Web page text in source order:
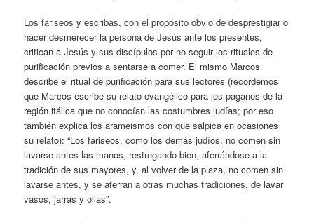
Los fariseos y escribas, con el propósito obvio de desprestigiar o
hacer desmerecer la persona de Jesús ante los presentes,
critican a Jesús y sus discípulos por no seguir los rituales de
purificación previos a sentarse a comer. El mismo Marcos
describe el ritual de purificación para sus lectores (recordemos
que Marcos escribe su relato evangélico para los paganos de la
región itálica que no conocían las costumbres judías; por eso
también explica los arameismos con que salpica en ocasiones
su relato): “Los fariseos, como los demás judíos, no comen sin
lavarse antes las manos, restregando bien, aferrándose a la
tradición de sus mayores, y, al volver de la plaza, no comen sin
lavarse antes, y se aferran a otras muchas tradiciones, de lavar
vasos, jarras y ollas”.